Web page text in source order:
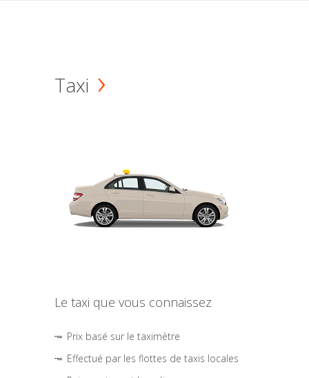
Taxi
Le taxi que vous connaissez
Prix basé sur le taximètre
Effectué par les flottes de taxis locales